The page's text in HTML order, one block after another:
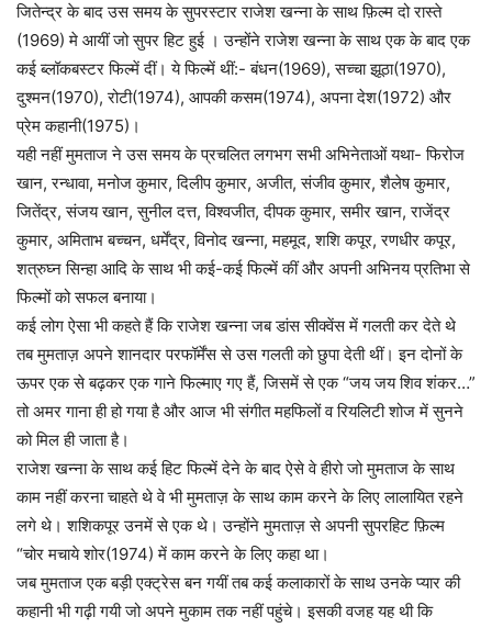
जितेन्द्र के बाद उस समय के सुपरस्टार राजेश खन्ना के साथ फ़िल्म दो रास्ते
(1969) मे आयीं जो सुपर हिट हुई । उन्होंने राजेश खन्ना के साथ एक के बाद एक
कई ब्लॉकबस्टर फिल्में दीं। ये फिल्में थीं:- बंधन(1969), सच्चा झूठा(1970),
दुश्मन(1970), रोटी(1974), आपकी कसम(1974), अपना देश(1972) और
प्रेम कहानी(1975)।
यही नहीं मुमताज ने उस समय के प्रचलित लगभग सभी अभिनेताओं यथा- फिरोज
खान, रन्धावा, मनोज कुमार, दिलीप कुमार, अजीत, संजीव कुमार, शैलेष कुमार,
जितेंद्र, संजय खान, सुनील दत्त, विश्वजीत, दीपक कुमार, समीर खान, राजेंद्र
कुमार, अमिताभ बच्चन, धर्मेंद्र, विनोद खन्ना, महमूद, शशि कपूर, रणधीर कपूर,
शत्रुघ्न सिन्हा आदि के साथ भी कई-कई फिल्में कीं और अपनी अभिनय प्रतिभा से
फिल्मों को सफल बनाया।
कई लोग ऐसा भी कहते हैं कि राजेश खन्ना जब डांस सीक्वेंस में गलती कर देते थे
तब मुमताज़ अपने शानदार परफॉर्मेंस से उस गलती को छुपा देती थीं। इन दोनों के
ऊपर एक से बढ़कर एक गाने फिल्माए गए हैं, जिसमें से एक “जय जय शिव शंकर…”
तो अमर गाना ही हो गया है और आज भी संगीत महफिलों व रियलिटी शोज में सुनने
को मिल ही जाता है।
राजेश खन्ना के साथ कई हिट फिल्में देने के बाद ऐसे वे हीरो जो मुमताज के साथ
काम नहीं करना चाहते थे वे भी मुमताज़ के साथ काम करने के लिए लालायित रहने
लगे थे। शशिकपूर उनमें से एक थे। उन्होंने मुमताज़ से अपनी सुपरहिट फ़िल्म
“चोर मचाये शोर(1974) में काम करने के लिए कहा था।
जब मुमताज एक बड़ी एक्ट्रेस बन गयीं तब कई कलाकारों के साथ उनके प्यार की
कहानी भी गढ़ी गयी जो अपने मुकाम तक नहीं पहुंचे। इसकी वजह यह थी कि